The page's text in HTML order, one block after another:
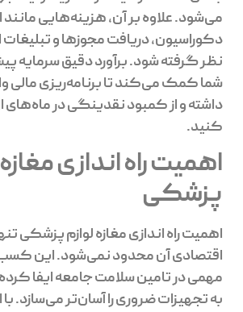
می‌شود. علاوه بر آن، هزینه‌هایی مانند
دکوراسیون، دریافت مجوزها و تبلیغات
نظر گرفته شود. برآورد دقیق سرمایه
شما کمک می‌کند تا برنامه‌ریزی مالی
داشته و از کمبود نقدینگی در
کنید.
اهمیت راه اندازی
پزشکی
اهمیت راه اندازی مغازه لوازم پزشکی
اقتصادی آن محدود نمی‌شود. این
مهمی در تامین سلامت جامعه ایفا
به تجهیزات ضروری را آسان‌تر می‌سازد.